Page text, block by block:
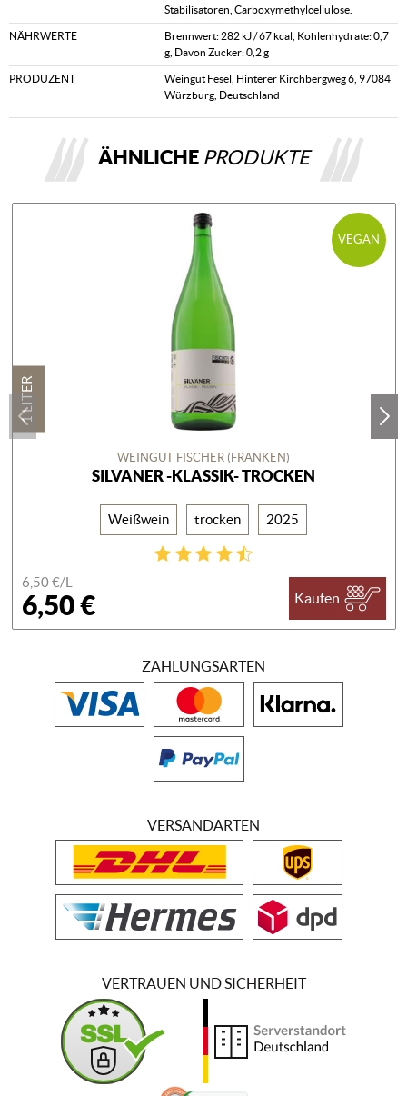
Stabilisatoren, Carboxymethylcellulose.
NÄHRWERTE
Brennwert: 282 kJ / 67 kcal, Kohlenhydrate: 0,7
g, Davon Zucker: 0,2 g
PRODUZENT
Weingut Fesel, Hinterer Kirchbergweg 6, 97084
Würzburg, Deutschland
ÄHNLICHE PRODUKTE
VEGAN
1 LITER
WEINGUT FISCHER (FRANKEN)
SILVANER -KLASSIK- TROCKEN
Weißwein trocken 2025
6,50 €/L
6,50 € Kaufen
ZAHLUNGSARTEN
VERSANDARTEN
VERTRAUEN UND SICHERHEIT